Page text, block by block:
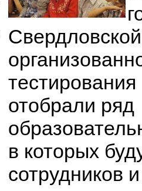
отобрали ряд
в которых
сотрудников